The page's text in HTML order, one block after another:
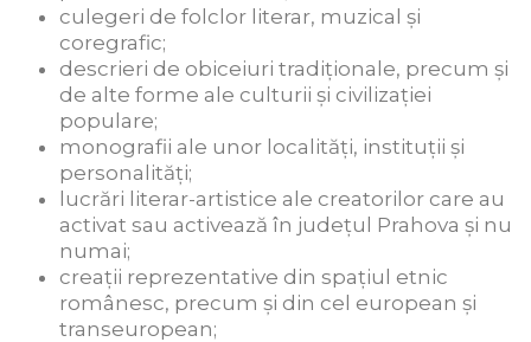
culegeri de folclor literar, muzical şi
coregrafic;
descrieri de obiceiuri tradiţionale, precum şi
de alte forme ale culturii şi civilizaţiei
populare;
monografii ale unor localităţi, instituţii şi
personalităţi;
lucrări literar-artistice ale creatorilor care au
activat sau activează în judeţul Prahova și nu
numai;
creaţii reprezentative din spaţiul etnic
românesc, precum şi din cel european şi
transeuropean;